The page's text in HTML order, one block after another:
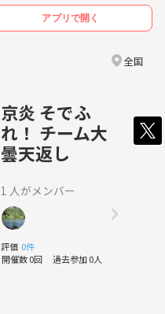
アプリで開く
全国
京炎 そでふ
れ！ チーム大
曇天返し
1 人がメンバー
評価 0件
開催数 0回 過去参加 0人